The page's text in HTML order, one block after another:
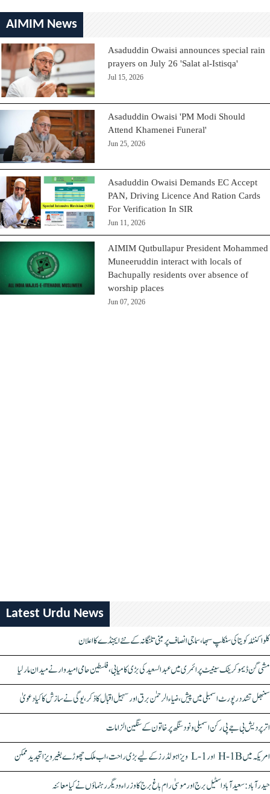
AIMIM News
Asaduddin Owaisi announces special rain
prayers on July 26 'Salat al-Istisqa'
Jul 15, 2026
Asaduddin Owaisi 'PM Modi Should
Attend Khamenei Funeral'
Jun 25, 2026
Asaduddin Owaisi Demands EC Accept
PAN, Driving Licence And Ration Cards
For Verification In SIR
Jun 11, 2026
AIMIM Qutbullapur President Mohammed
Muneeruddin interact with locals of
Bachupally residents over absence of
worship places
Jun 07, 2026
Latest Urdu News
کلواکنٹلہ کویتا کی سنکلپ سبھا، سماجی انصاف پر مبنی تلنگانہ کے نئے ایجنڈے کا اعلان
مشی گن ڈیموکریٹک سینیٹ پرائمری میں عبدالسعید کی بڑی کامیابی، فلسطین حامی امیدوار نے میدان مار لیا
سنبھل تشدد رپورٹ اسمبلی میں پیش، ضیاء الرحمٰن برق اور سہیل اقبال کا ذکر، یوگی نے سازش کا کیا دعویٰ
اتر پردیش بی جے پی رکن اسمبلی ونود سنگھ پر خاتون کے سنگین الزامات
امریکہ میں H-1B اور L-1 ویزا ہولڈرز کے لیے بڑی راحت، اب ملک چھوڑے بغیر ویزا تجدید ممکن
حیدرآباد: سعیدآباد اسٹیل برج اور موسیٰ رام باغ برج کا وزراء و دیگر رہنماؤں نے کیا معائنہ